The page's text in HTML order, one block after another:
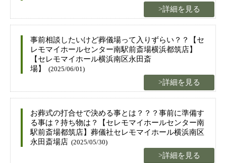
>詳細を見る
事前相談したいけど葬儀場って入りずらい？？【セ
レモマイホールセンター南駅前斎場横浜都筑店】
【セレモマイホール横浜南区永田斎
場】
(2025/06/01)
>詳細を見る
お葬式の打合せで決める事とは？？？事前に準備す
る事は？持ち物は？【セレモマイホールセンター南
駅前斎場都筑店】葬儀社セレモマイホール横浜南区
永田斎場店 (2025/05/30)
>詳細を見る